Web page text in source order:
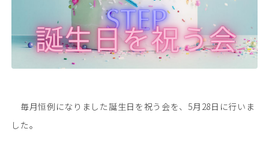
毎月恒例になりました誕生日を祝う会を、5月28日に行いま
した。